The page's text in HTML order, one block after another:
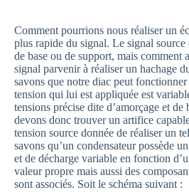
Comment pourrions nous réaliser un
plus rapide du signal. Le signal source
de base ou de support, mais comment
signal parvenir à réaliser un hachage
savons que notre diac peut fonctionner
tension qui lui est appliquée est
tensions précise dite d’amorçage et de
devons donc trouver un artifice
tension source donnée de réaliser un
savons qu’un condensateur possède
et de décharge variable en fonction
valeur propre mais aussi des
sont associés. Soit le schéma suivant :